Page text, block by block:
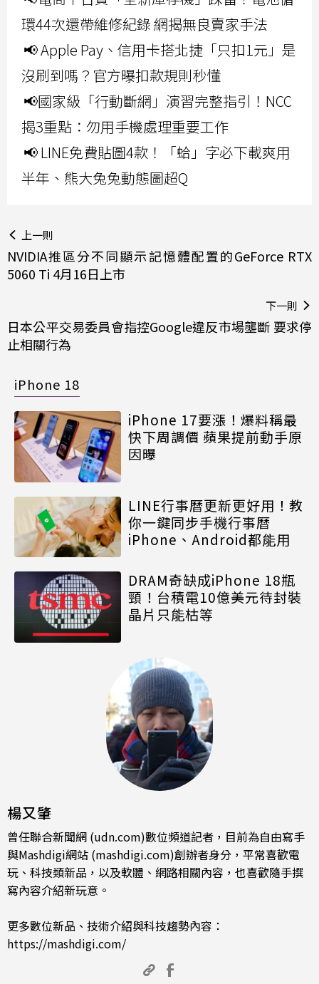
環44次還帶維修紀錄 網揭無良賣家手法
📢 Apple Pay、信用卡搭北捷「只扣1元」是
沒刷到嗎？官方曝扣款規則秒懂
📢國家級「行動斷網」演習完整指引！NCC
揭3重點：勿用手機處理重要工作
📢 LINE免費貼圖4款！「蛤」字必下載爽用
半年、熊大兔兔動態圖超Q
上一則
NVIDIA推區分不同顯示記憶體配置的GeForce RTX
5060 Ti 4月16日上市
下一則
日本公平交易委員會指控Google違反市場壟斷 要求停
止相關行為
iPhone 18
iPhone 17要漲！爆料稱最
快下周調價 蘋果提前動手原
因曝
LINE行事曆更新更好用！教
你一鍵同步手機行事曆
iPhone、Android都能用
DRAM奇缺成iPhone 18瓶
頸！台積電10億美元待封裝
晶片只能枯等
楊又肇
曾任聯合新聞網 (udn.com)數位頻道記者，目前為自由寫手
與Mashdigi網站 (mashdigi.com)創辦者身分，平常喜歡電
玩、科技類新品，以及軟體、網路相關內容，也喜歡隨手撰
寫內容介紹新玩意。
更多數位新品、技術介紹與科技趨勢內容：
https://mashdigi.com/